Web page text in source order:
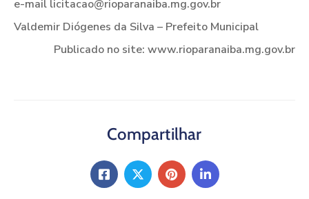
e-mail licitacao@rioparanaiba.mg.gov.br
Valdemir Diógenes da Silva – Prefeito Municipal
Publicado no site: www.rioparanaiba.mg.gov.br
Compartilhar